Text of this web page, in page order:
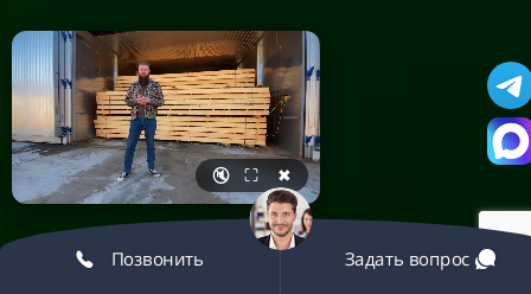
🔇 ⛶ ✖
Позвонить Задать вопрос